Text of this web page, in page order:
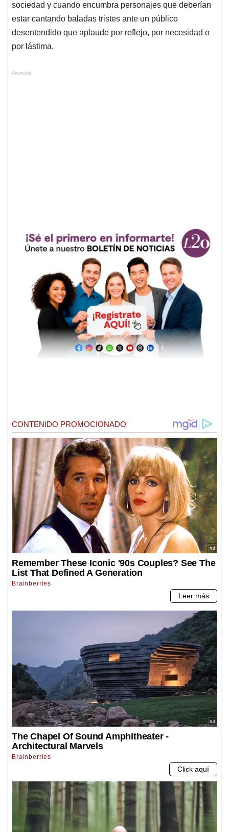
sociedad y cuando encumbra personajes que deberían
estar cantando baladas tristes ante un público
desentendido que aplaude por reflejo, por necesidad o
por lástima.
Anuncios.